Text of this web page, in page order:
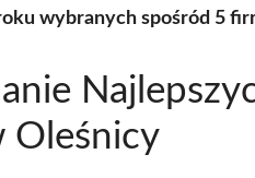
wybranych spośród 5
Oleśnicy